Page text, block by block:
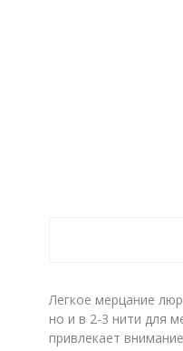
Легкое мерцание
но и в 2-3 нити для
привлекает